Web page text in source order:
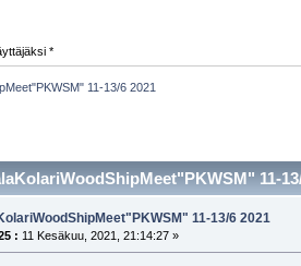
*
11-13/6 2021
11-
11-13/6 2021
: 11 Kesäkuu, 2021, 21:14:27 »